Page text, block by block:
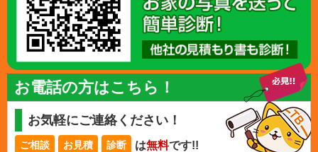
お電話の方はこちら！
お気軽にご連絡ください！
ご相談 お見積 診断 は無料です!!